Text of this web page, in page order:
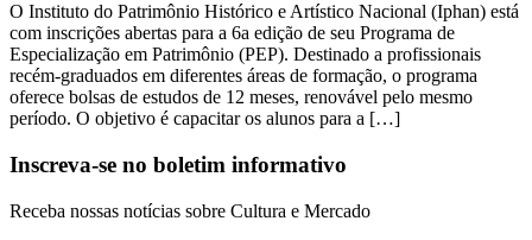
O Instituto do Patrimônio Histórico e Artístico Nacional (Iphan) está
com inscrições abertas para a 6a edição de seu Programa de
Especialização em Patrimônio (PEP). Destinado a profissionais
recém-graduados em diferentes áreas de formação, o programa
oferece bolsas de estudos de 12 meses, renovável pelo mesmo
período. O objetivo é capacitar os alunos para a […]
Inscreva-se no boletim informativo
Receba nossas notícias sobre Cultura e Mercado